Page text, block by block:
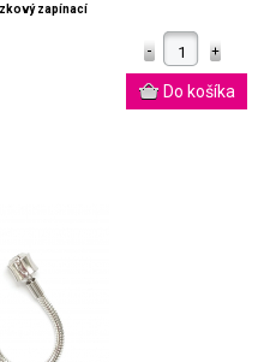
zapínací